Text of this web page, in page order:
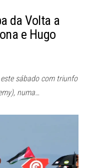
da Volta a
e Hugo
sábado com triunfo
numa…